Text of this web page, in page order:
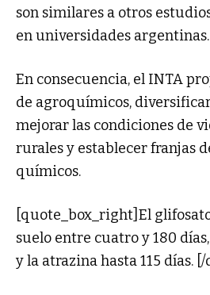
son similares a otros
en universidades argentinas.
En consecuencia, el INTA
de agroquímicos,
mejorar las condiciones de
rurales y establecer franjas
químicos.
[quote_box_right]El
suelo entre cuatro y 180
y la atrazina hasta 115 días.